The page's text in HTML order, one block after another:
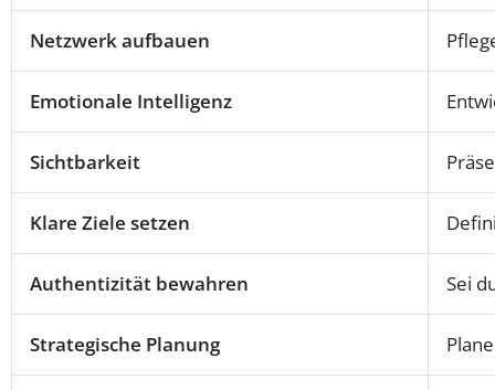
Netzwerk aufbauen
Emotionale Intelligenz
Sichtbarkeit
Klare Ziele setzen
Authentizität bewahren Sei
Strategische Planung